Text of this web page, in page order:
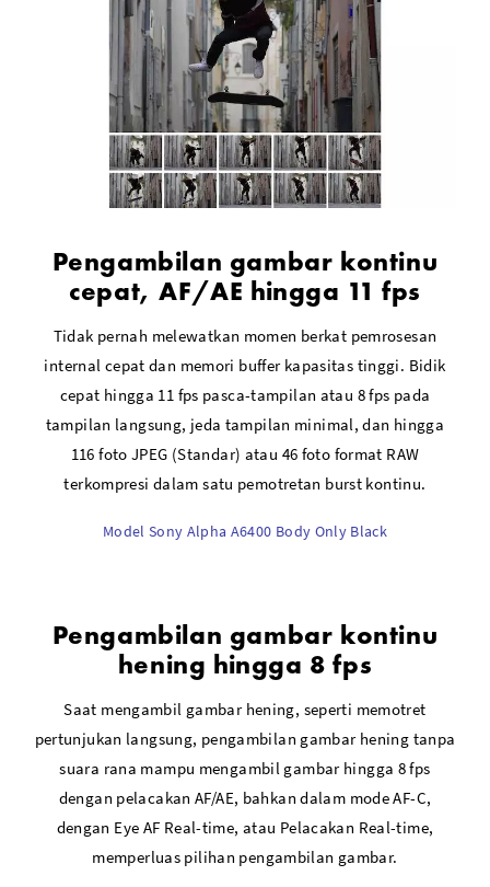
Pengambilan gambar kontinu
cepat, AF/AE hingga 11 fps
Tidak pernah melewatkan momen berkat pemrosesan
internal cepat dan memori buffer kapasitas tinggi. Bidik
cepat hingga 11 fps pasca-tampilan atau 8 fps pada
tampilan langsung, jeda tampilan minimal, dan hingga
116 foto JPEG (Standar) atau 46 foto format RAW
terkompresi dalam satu pemotretan burst kontinu.
Model Sony Alpha A6400 Body Only Black
Pengambilan gambar kontinu
hening hingga 8 fps
Saat mengambil gambar hening, seperti memotret
pertunjukan langsung, pengambilan gambar hening tanpa
suara rana mampu mengambil gambar hingga 8 fps
dengan pelacakan AF/AE, bahkan dalam mode AF-C,
dengan Eye AF Real-time, atau Pelacakan Real-time,
memperluas pilihan pengambilan gambar.